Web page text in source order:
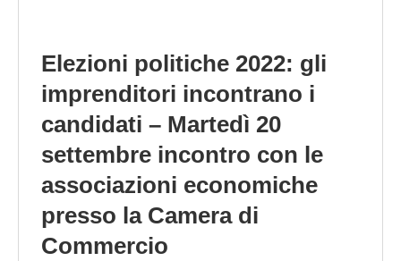
Elezioni politiche 2022: gli
imprenditori incontrano i
candidati – Martedì 20
settembre incontro con le
associazioni economiche
presso la Camera di
Commercio